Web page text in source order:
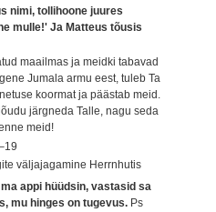
nimi, tollihoone juures
mulle!' Ja Matteus tõusis
maailmas ja meidki tabavad
Jumala armu eest, tuleb Ta
koormat ja päästab meid.
järgneda Talle, nagu seda
meid!
väljajagamine Herrnhutis
appi hüüdsin, vastasid sa
mu hinges on tugevus. Ps